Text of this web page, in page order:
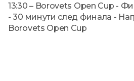
13:30 – Borovets Open Cup -
- 30 минути след финала -
Borovets Open Cup